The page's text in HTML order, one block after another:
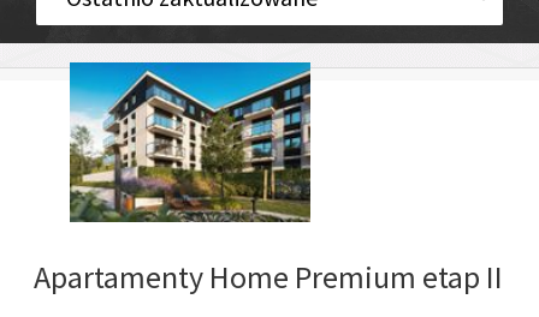
Apartamenty Home Premium etap II